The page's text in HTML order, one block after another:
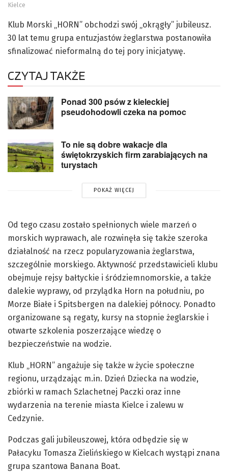
Kielce
Klub Morski „HORN” obchodzi swój „okrągły” jubileusz.
30 lat temu grupa entuzjastów żeglarstwa postanowiła
sfinalizować nieformalną do tej pory inicjatywę.
CZYTAJ TAKŻE
Ponad 300 psów z kieleckiej
pseudohodowli czeka na pomoc
To nie są dobre wakacje dla
świętokrzyskich firm zarabiających na
turystach
POKAŻ WIĘCEJ
Od tego czasu zostało spełnionych wiele marzeń o
morskich wyprawach, ale rozwinęła się także szeroka
działalność na rzecz popularyzowania żeglarstwa,
szczególnie morskiego. Aktywność przedstawicieli klubu
obejmuje rejsy bałtyckie i śródziemnomorskie, a także
dalekie wyprawy, od przylądka Horn na południu, po
Morze Białe i Spitsbergen na dalekiej północy. Ponadto
organizowane są regaty, kursy na stopnie żeglarskie i
otwarte szkolenia poszerzające wiedzę o
bezpieczeństwie na wodzie.
Klub „HORN” angażuje się także w życie społeczne
regionu, urządzając m.in. Dzień Dziecka na wodzie,
zbiórki w ramach Szlachetnej Paczki oraz inne
wydarzenia na terenie miasta Kielce i zalewu w
Cedzynie.
Podczas gali jubileuszowej, która odbędzie się w
Pałacyku Tomasza Zielińskiego w Kielcach wystąpi znana
grupa szantowa Banana Boat.